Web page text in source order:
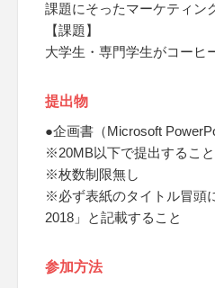
課題にそったマーケティン
【課題】
大学生・専門学生がコーヒ
提出物
●企画書（Microsoft
※20MB以下で提出すること
※枚数制限無し
※必ず表紙のタイトル冒頭
2018」と記載すること
参加方法